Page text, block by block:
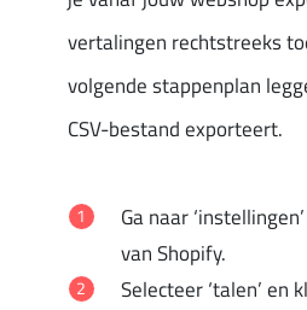
vertalingen rechtstreeks
volgende stappenplan
CSV-bestand exporteert.
Ga naar
van Shopify.
Selecteer ‘talen’ en